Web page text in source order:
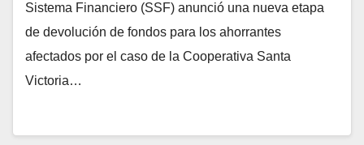
Sistema Financiero (SSF) anunció una nueva etapa
de devolución de fondos para los ahorrantes
afectados por el caso de la Cooperativa Santa
Victoria…